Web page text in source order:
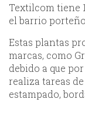
Textilcom tiene
el barrio
Estas plantas
marcas, como
debido a que
realiza tareas
estampado,